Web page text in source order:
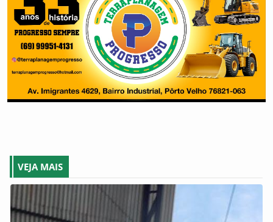
VEJA MAIS